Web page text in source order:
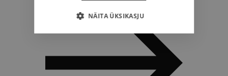
NÄITA ÜKSIKASJU